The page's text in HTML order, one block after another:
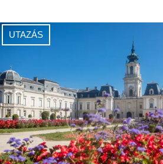
UTAZÁS